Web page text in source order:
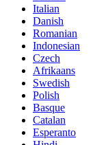
Italian
Danish
Romanian
Indonesian
Czech
Afrikaans
Swedish
Polish
Basque
Catalan
Esperanto